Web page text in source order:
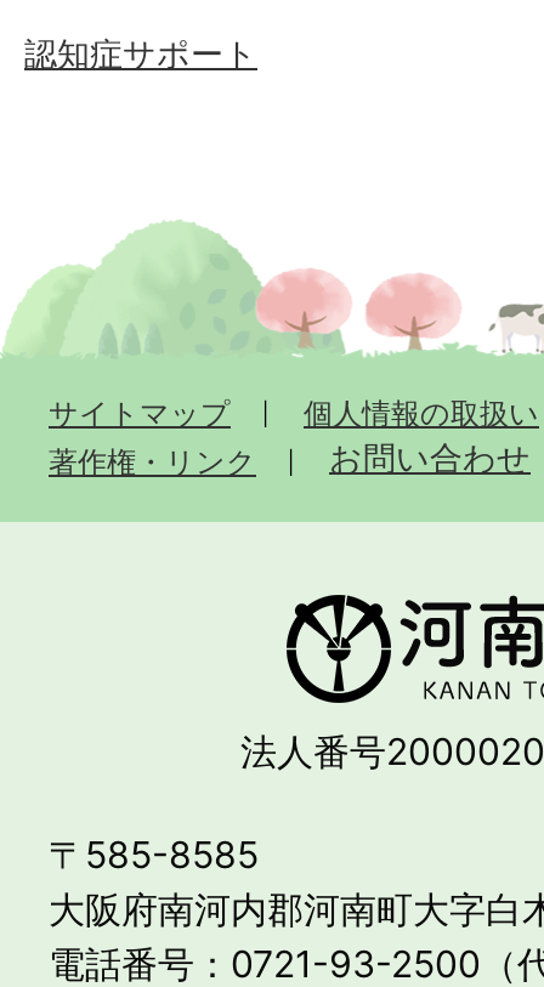
認知症サポート
サイトマップ
個人情報の取扱い
著作権・リンク
お問い合わせ
法人番号
〒585-8585
大阪府南河内郡河南町大字白
電話番号：0721-93-2500（